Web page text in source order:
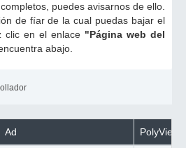
puedes avisarnos de ello.
de fíar de la cual puedas bajar el
clic en el enlace "Página web del
abajo.
Ad PolyView